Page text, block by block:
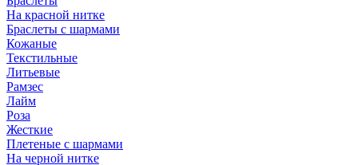
На красной нитке
Браслеты с шармами
Кожаные
Текстильные
Литьевые
Рамзес
Лайм
Роза
Жесткие
Плетеные с шармами
На черной нитке